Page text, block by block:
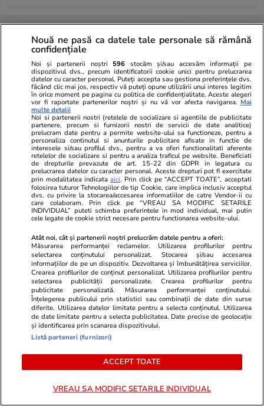
Lifestyle 13:58
90 de oameni au investit câte
50.000 de euro și au cumpărat
împreună un întreg sat din
Toscana. Cum funcționează
proiectul Borgo Batone
Vacanțe și
Locul de
care costă
Horoscop 11 iul.
Horoscop 12 iulie 2026.
Balanțele nu trebuie să
cerceteze informații care ajung
la ei pe căi neoficiale, din gură
în gură
Nouă ne pasă ca datele tale personale să rămână
confidențiale
Noi și partenerii noștri 596 stocăm și/sau accesăm informații pe
dispozitivul dvs., precum identificatorii cookie unici pentru prelucrarea
datelor cu caracter personal. Puteți accepta sau gestiona preferințele dvs.
făcând clic mai jos, respectiv vă puteți opune utilizării unui interes legitim
în orice moment pe pagina cu politica de confidențialitate. Aceste alegeri
vor fi raportate partenerilor noștri și nu vă vor afecta navigarea. Mai
multe detalii
Noi si partenerii nostri (retelele de socializare si agentiile de publicitate
partenere, precum si furnizorii nostri de servicii de date analitice)
prelucram date pentru a permite website-ului sa functioneze, pentru a
personaliza continutul si anunturile publicitare afisate in functie de
interesele si/sau profilul dvs., pentru a va oferi functionalitati aferente
retelelor de socializare si pentru a analiza traficul pe website. Beneficiati
de drepturile prevazute de art. 15-22 din GDPR in legatura cu
prelucrarea datelor cu caracter personal. Aceste drepturi pot fi exercitate
prin modalitatea indicataaici. Prin click pe “ACCEPT TOATE”, acceptati
folosirea tuturor Tehnologiilor de tip Cookie, care implica inclusiv acceptul
dvs. cu privire la stocarea/accesarea informatiilor de catre Vendor-ii cu
care colaboram. Prin click pe “VREAU SA MODIFIC SETARILE
INDIVIDUAL” puteti schimba preferintele in mod individual, mai putin
cele legate de cookie strict necesare pentru functionarea website-ului.
Atât noi, cât și partenerii noștri prelucrăm datele pentru a oferi:
Măsurarea performanței reclamelor. Utilizarea profilurilor pentru
selectarea conținutului personalizat. Stocarea și/sau accesarea
informațiilor de pe un dispozitiv. Dezvoltarea și îmbunătățirea serviciilor.
Crearea profilurilor de conținut personalizat. Utilizarea profilurilor pentru
selectarea publicității personalizate. Crearea profilurilor pentru
publicitate personalizată. Măsurarea performanței conținutului.
Înțelegerea publicului prin statistici sau combinații de date din surse
diferite. Utilizarea datelor limitate pentru a selecta conținutul. Utilizarea
de date limitate pentru a selecta publicitatea. Date precise de geolocație
și identificarea prin scanarea dispozitivului.
Listă parteneri (furnizori)
ACCEPT TOATE
VREAU SA MODIFIC SETARILE INDIVIDUAL